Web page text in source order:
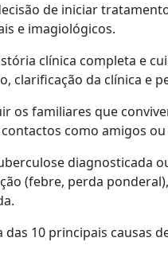
de iniciar
e imagiológicos.
clínica completa e
clarificação da clínica e
os familiares que
como amigos ou
diagnosticada
(febre, perda
10 principais causas